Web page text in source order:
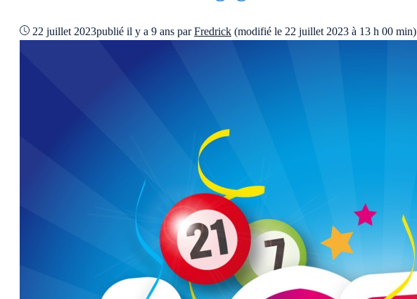
22 juillet 2023publié il y a 9 ans parFredrick (modifié le 22 juillet 2023 à 13 h 00 min)